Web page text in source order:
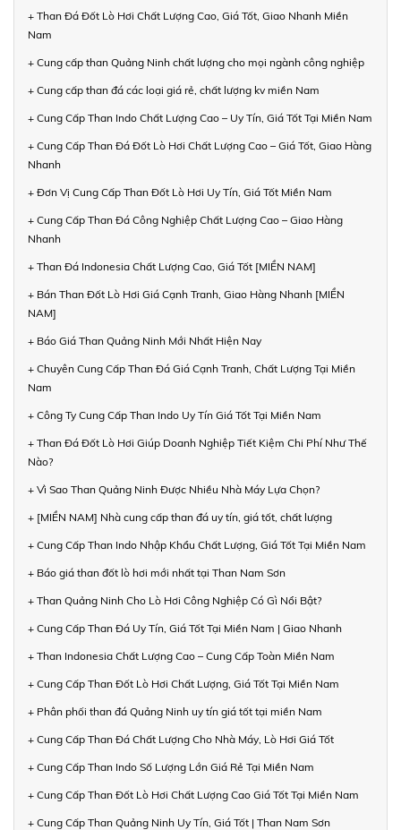
+ Than Đá Đốt Lò Hơi Chất Lượng Cao, Giá Tốt, Giao Nhanh Miền
Nam
+ Cung cấp than Quảng Ninh chất lượng cho mọi ngành công nghiệp
+ Cung cấp than đá các loại giá rẻ, chất lượng kv miền Nam
+ Cung Cấp Than Indo Chất Lượng Cao – Uy Tín, Giá Tốt Tại Miền Nam
+ Cung Cấp Than Đá Đốt Lò Hơi Chất Lượng Cao – Giá Tốt, Giao Hàng
Nhanh
+ Đơn Vị Cung Cấp Than Đốt Lò Hơi Uy Tín, Giá Tốt Miền Nam
+ Cung Cấp Than Đá Công Nghiệp Chất Lượng Cao – Giao Hàng
Nhanh
+ Than Đá Indonesia Chất Lượng Cao, Giá Tốt [MIỀN NAM]
+ Bán Than Đốt Lò Hơi Giá Cạnh Tranh, Giao Hàng Nhanh [MIỀN
NAM]
+ Báo Giá Than Quảng Ninh Mới Nhất Hiện Nay
+ Chuyên Cung Cấp Than Đá Giá Cạnh Tranh, Chất Lượng Tại Miền
Nam
+ Công Ty Cung Cấp Than Indo Uy Tín Giá Tốt Tại Miền Nam
+ Than Đá Đốt Lò Hơi Giúp Doanh Nghiệp Tiết Kiệm Chi Phí Như Thế
Nào?
+ Vì Sao Than Quảng Ninh Được Nhiều Nhà Máy Lựa Chọn?
+ [MIỀN NAM] Nhà cung cấp than đá uy tín, giá tốt, chất lượng
+ Cung Cấp Than Indo Nhập Khẩu Chất Lượng, Giá Tốt Tại Miền Nam
+ Báo giá than đốt lò hơi mới nhất tại Than Nam Sơn
+ Than Quảng Ninh Cho Lò Hơi Công Nghiệp Có Gì Nổi Bật?
+ Cung Cấp Than Đá Uy Tín, Giá Tốt Tại Miền Nam | Giao Nhanh
+ Than Indonesia Chất Lượng Cao – Cung Cấp Toàn Miền Nam
+ Cung Cấp Than Đốt Lò Hơi Chất Lượng, Giá Tốt Tại Miền Nam
+ Phân phối than đá Quảng Ninh uy tín giá tốt tại miền Nam
+ Cung Cấp Than Đá Chất Lượng Cho Nhà Máy, Lò Hơi Giá Tốt
+ Cung Cấp Than Indo Số Lượng Lớn Giá Rẻ Tại Miền Nam
+ Cung Cấp Than Đốt Lò Hơi Chất Lượng Cao Giá Tốt Tại Miền Nam
+ Cung Cấp Than Quảng Ninh Uy Tín, Giá Tốt | Than Nam Sơn